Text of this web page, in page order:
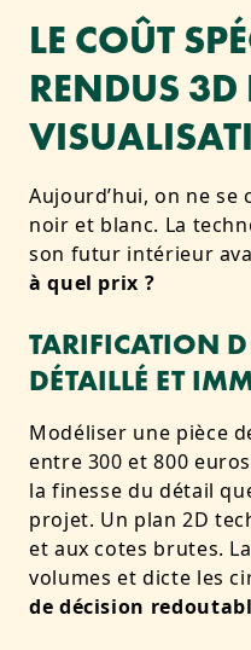
LE COÛT
RENDUS 3D
Aujourd’hui, on ne se
noir et blanc. La
son futur intérieur
à quel prix ?
TARIFICATION
DÉTAILLÉ ET
Modéliser une pièce
entre 300 et 800
la finesse du détail
projet. Un plan 2D
et aux cotes brutes.
volumes et dicte les
de décision